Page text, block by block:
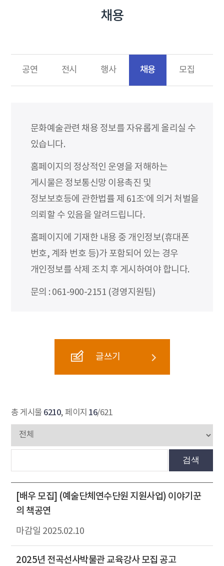
채용
공연 전시 행사 채용 모집
문화예술관련 채용 정보를 자유롭게 올리실 수
있습니다.
홈페이지의 정상적인 운영을 저해하는
게시물은 정보통신망 이용촉진 및
정보보호등에 관한법률 제 61조’에 의거 처벌을
의뢰할 수 있음을 알려드립니다.
홈페이지에 기재한 내용 중 개인정보(휴대폰
번호, 계좌 번호 등)가 포함되어 있는 경우
개인정보를 삭제 조치 후 게시하여야 합니다.
문의 : 061-900-2151 (경영지원팀)
글쓰기
총 게시물 6210, 페이지 16/621
검색
[배우 모집] (예술단체연수단원 지원사업) 이야기꾼
의 책공연
2025.02.10
2025년 전곡선사박물관 교육강사 모집 공고